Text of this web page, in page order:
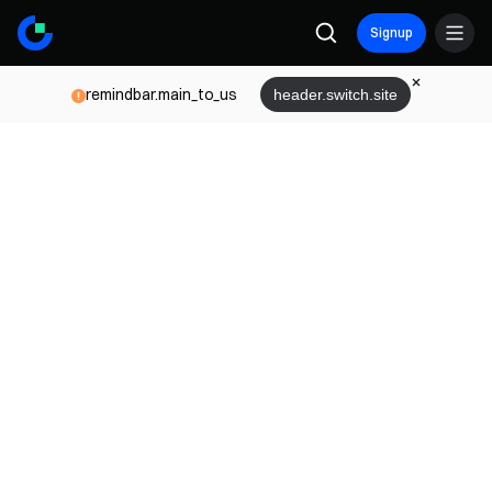
Signup
remindbar.main_to_us header.switch.site